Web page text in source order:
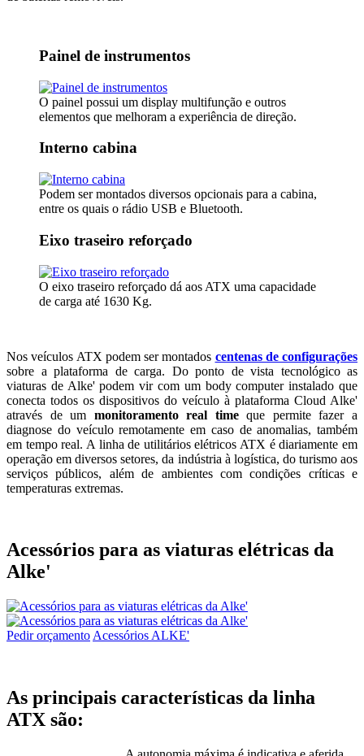
Painel de instrumentos
O painel possui um display multifunção e outros
elementos que melhoram a experiência de direção.
Interno cabina
Podem ser montados diversos opcionais para a cabina,
entre os quais o rádio USB e Bluetooth.
Eixo traseiro reforçado
O eixo traseiro reforçado dá aos ATX uma capacidade
de carga até 1630 Kg.
Nos veículos ATX podem ser montados centenas de configurações
sobre a plataforma de carga. Do ponto de vista tecnológico as
viaturas de Alke' podem vir com um body computer instalado que
conecta todos os dispositivos do veículo à plataforma Cloud Alke'
através de um monitoramento real timeque permite fazer a
diagnose do veículo remotamente em caso de anomalias, também
em tempo real. A linha de utilitários elétricos ATX é diariamente em
operação em diversos setores, da indústria à logística, do turismo aos
serviços públicos, além de ambientes com condições críticas e
temperaturas extremas.
Acessórios para as viaturas elétricas da
Alke'
Pedir orçamento Acessórios ALKE'
As principais características da linha
ATX são: